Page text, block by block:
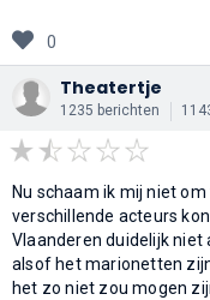
0
Theatertje
1235 berichten
Nu schaam ik mij niet
verschillende acteurs
Vlaanderen duidelijk
alsof het marionetten
het zo niet zou mogen